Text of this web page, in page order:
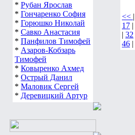
* Рубан Ярослав
* Гончаренко София
* Горюшко Николай
* Савко Анастасия
* Панфилов Тимофей
* Азаров-Кобзарь
Тимофей
* Ковыренко Ахмед
* Острый Данил
* Маловик Сергей
* Деревицкий Артур
<< |
17 |
| 32
46 |